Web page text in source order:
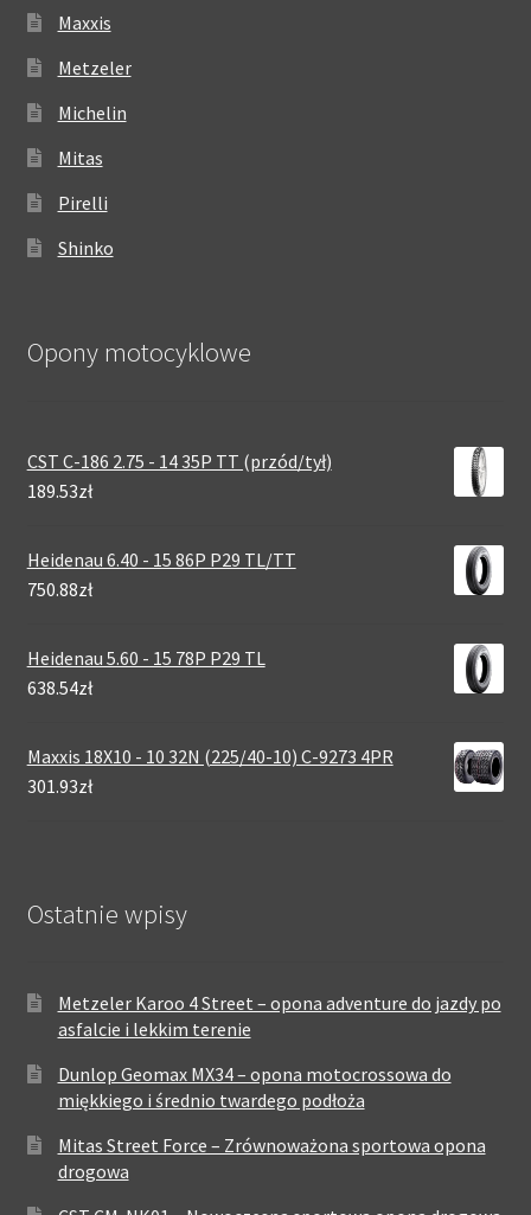
Maxxis
Metzeler
Michelin
Mitas
Pirelli
Shinko
Opony motocyklowe
CST C-186 2.75 - 14 35P TT (przód/tył)
189.53zł
Heidenau 6.40 - 15 86P P29 TL/TT
750.88zł
Heidenau 5.60 - 15 78P P29 TL
638.54zł
Maxxis 18X10 - 10 32N (225/40-10) C-9273 4PR
301.93zł
Ostatnie wpisy
Metzeler Karoo 4 Street – opona adventure do jazdy po
asfalcie i lekkim terenie
Dunlop Geomax MX34 – opona motocrossowa do
miękkiego i średnio twardego podłoża
Mitas Street Force – Zrównoważona sportowa opona
drogowa